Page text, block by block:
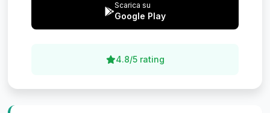
Scarica su
Google Play
4.8/5 rating